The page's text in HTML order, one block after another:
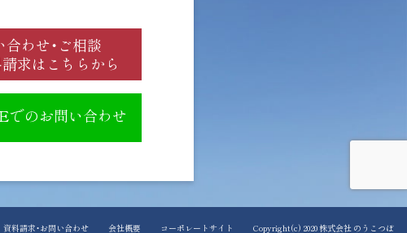
合わせ・ご相談
求はこちらから
のお問い合わせ
資料請求・お問い合わせ 会社概要 コーポレートサイト Copyright(c) 2020 株式会社 のうこつぼ